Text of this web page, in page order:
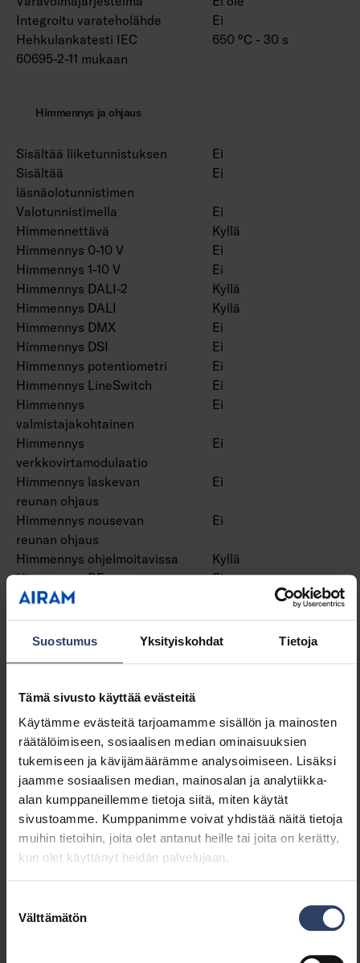
Suostumus Yksityiskohdat Tietoja
Tämä sivusto käyttää evästeitä
Käytämme evästeitä tarjoamamme sisällön ja mainosten
räätälöimiseen, sosiaalisen median ominaisuuksien
tukemiseen ja kävijämäärämme analysoimiseen. Lisäksi
jaamme sosiaalisen median, mainosalan ja analytiikka-
alan kumppaneillemme tietoja siitä, miten käytät
sivustoamme. Kumppanimme voivat yhdistää näitä tietoja
muihin tietoihin, joita olet antanut heille tai joita on kerätty,
kun olet käyttänyt heidän palvelujaan.
valinta
Välttämätön
Integroitu varateholähde
Ei
Hehkulankatesti IEC
60695-2-11 mukaan
650 °C - 30 s
Himmennys ja ohjaus
Sisältää liiketunnistuksen
Ei
Sisältää
läsnäolotunnistimen
Ei
Valotunnistimella
Ei
Himmennettävä
Kyllä
Himmennys 0-10 V
Ei
Himmennys 1-10 V
Ei
Himmennys DALI-2
Kyllä
Himmennys DALI
Kyllä
Himmennys DMX
Ei
Himmennys DSI
Ei
Himmennys potentiometri
Ei
Himmennys LineSwitch
Ei
Himmennys
valmistajakohtainen
Ei
Himmennys
verkkovirtamodulaatio
Ei
Himmennys laskevan
reunan ohjaus
Ei
Himmennys nousevan
reunan ohjaus
Ei
Himmennys ohjelmoitavissa
Kyllä
Himmennys RF
Ei
Himmennys Sine Wave
Reduction
Hipaisuhimmennys
Ei
Ilman himmennystoimintoa
IFTTT-tuki
Ei
Apple HomeKit -
yhteensopiva
Ei
Bluetooth -ohjattava
Ei
Google Assistant -
yhteensopiva
Ei
Yhteensopiva Casambi-
järjestelmän kanssa
Ei